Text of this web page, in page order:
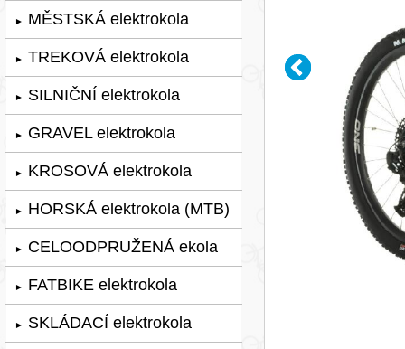
► MĚSTSKÁ elektrokola
► TREKOVÁ elektrokola
► SILNIČNÍ elektrokola
► GRAVEL elektrokola
► KROSOVÁ elektrokola
► HORSKÁ elektrokola (MTB)
► CELOODPRUŽENÁ ekola
► FATBIKE elektrokola
► SKLÁDACÍ elektrokola